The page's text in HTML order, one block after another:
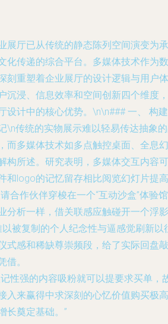
展厅已从传统的静态陈列空间演变为承
化传递的综合平台。多媒体技术作为数
刻重塑着企业展厅的设计逻辑与用户体
沉浸、信息效率和空间创新四个维度，
设计中的核心优势。\n\n### 一、 构建
\n传统的实物展示难以轻易传达抽象
而多媒体技术如多点触控桌面、全息幻
构所述。研究表明，多媒体交互内容可
和logo的记忆留存相比阅览幻灯片提高
合作伙伴穿梭在一个“互动沙盒”体验馆
分析一样，借关联感应触碰开一个浮影
被复制的个人纪念性与逼感觉刷新以
式感和稀缺尊崇频段，给了实际回盘敲
借。
性强的内容吸粉就可以提要求买单，
入来赢得中求深刻的心忆价值购买极高
长奠定基础。”